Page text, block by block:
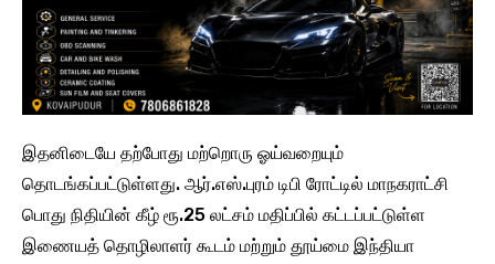
இதனிடையே தற்போது மற்றொரு ஓய்வறையும்
தொடங்கப்பட்டுள்ளது. ஆர்.எஸ்.புரம் டிபி ரோட்டில் மாநகராட்சி
பொது நிதியின் கீழ் ரூ.25 லட்சம் மதிப்பில் கட்டப்பட்டுள்ள
இணையத் தொழிலாளர் கூடம் மற்றும் தூய்மை இந்தியா